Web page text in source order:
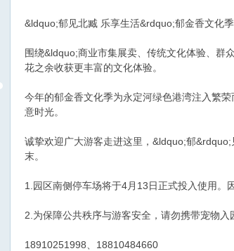
&ldquo;郁见北臧 乐享生活&rdquo;郁金香文化季
围绕&ldquo;商业市集展卖、传统文化体验、群
花之余收获更丰富的文化体验。
今年的郁金香文化季为永定河绿色港湾注入繁
意时光。
诚挚欢迎广大游客走进这里，&ldquo;郁
末。
1.园区南侧停车场将于4月13日正式投入使用。
2.为保障公共秩序与游客安全，请勿携带宠物入
18910251998、18810484660